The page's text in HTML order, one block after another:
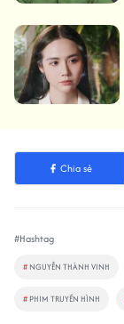
Chia sẻ
#Hashtag
# NGUYỄN THÀNH VINH
# PHIM TRUYỀN HÌNH